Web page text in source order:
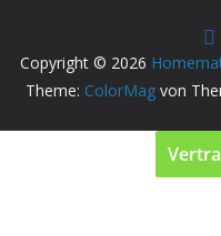
Copyright © 2026
Theme: ColorMagvon